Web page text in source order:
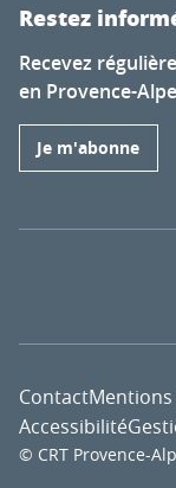
Restez
Recevez
en Provence-
Je m'abonne
© CRT Provence-
ContactMentions
Accessibilité